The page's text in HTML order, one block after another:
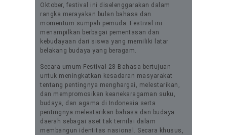
Oktober, festival ini diselenggarakan dalam
rangka merayakan bulan bahasa dan
momentum sumpah pemuda. Festival ini
menampilkan berbagai pementasan dan
kebudayaan dari siswa yang memiliki latar
belakang budaya yang beragam.
Secara umum Festival 28 Bahasa bertujuan
untuk meningkatkan kesadaran masyarakat
tentang pentingnya menghargai, melestarikan,
dan mempromosikan keanekaragaman suku,
budaya, dan agama di Indonesia serta
pentingnya melestarikan bahasa dan budaya
daerah sebagai aset tak ternilai dalam
membangun identitas nasional. Secara khusus,